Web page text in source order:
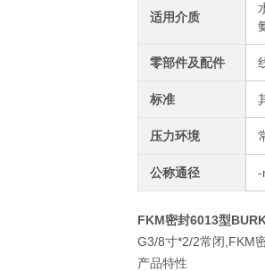
适用介质
零部件及配件
标准
压力环境
公称通径 -
FKM密封6013型
G3/8寸*2/2常闭,FKM
产品特性